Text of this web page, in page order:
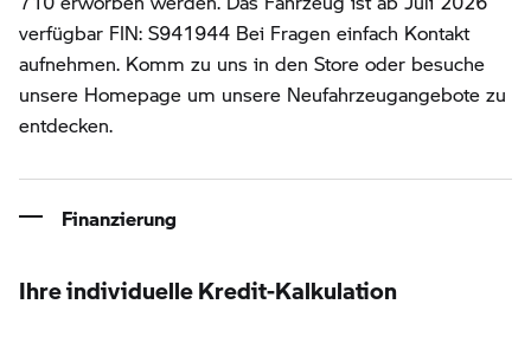
verfügbar FIN: S941944 Bei Fragen einfach Kontakt
aufnehmen. Komm zu uns in den Store oder besuche
unsere Homepage um unsere Neufahrzeugangebote zu
entdecken.
Finanzierung
Ihre individuelle Kredit-Kalkulation